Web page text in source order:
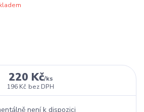
220 Kč/ks
196 Kč bez DPH
není k dispozici